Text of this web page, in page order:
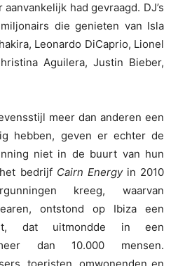
had gevraagd. DJ’s
die genieten van Isla
Leonardo DiCaprio, Lionel
Aguilera, Justin Bieber,
meer dan anderen een
hebben, geven er echter de
niet in de buurt van hun
bedrijf Cairn Energy in 2010
kreeg, waarvan
ontstond op Ibiza een
dat uitmondde in een
dan 10.000 mensen.